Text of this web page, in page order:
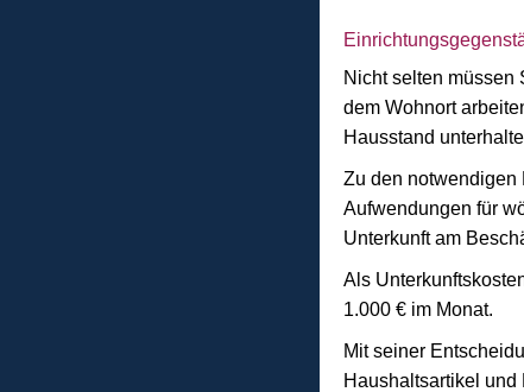
Nicht selten müssen
dem Wohnort
Hausstand
Zu den notwendigen
Aufwendungen für
Unterkunft am
Als
1.000 € im Monat.
Mit seiner
Haushaltsartikel und